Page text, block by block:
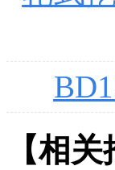
【相关